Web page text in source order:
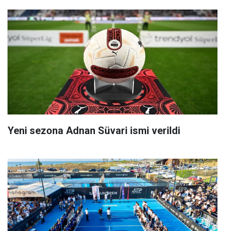
Yeni sezona Adnan Süvari ismi verildi